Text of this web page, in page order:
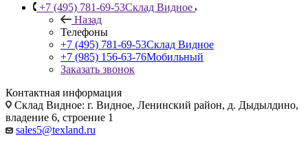
+7 (495) 781-69-53Склад Видное
Назад
Телефоны
+7 (495) 781-69-53Склад Видное
+7 (985) 156-63-76Мобильный
Заказать звонок
Контактная информация
Склад Видное: г. Видное, Ленинский район, д. Дыдылдино,
владение 6, строение 1
sales5@texland.ru